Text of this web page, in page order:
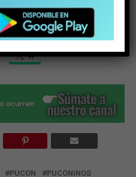
X
PUCON PUCONINOS